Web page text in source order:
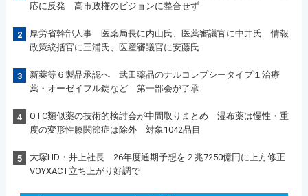
応に反発 高市政権のビジョンに整合せず
2
厚労省幹部人事 医薬局長に内山氏、医薬審議官に中井氏 情報
政策統括官に三浦氏、医産審議官に安藤氏
3
新薬等６製品承認へ 武田薬品のナルコレプシータイプ１治療
薬・オーゼイフル錠など 第一部会が了承
4
OTC類似薬の技術的検討会が中間取りまとめ 湿布薬は慢性・重
度の変形性膝関節症は除外 対象1042品目
5
大塚HD・井上社長 26年度通期予想を２兆7250億円に上方修正
VOYXACT立ち上がり好調で